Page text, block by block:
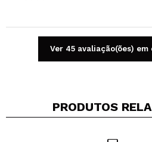
Ver 45 avaliação(ões)
PRODUTOS